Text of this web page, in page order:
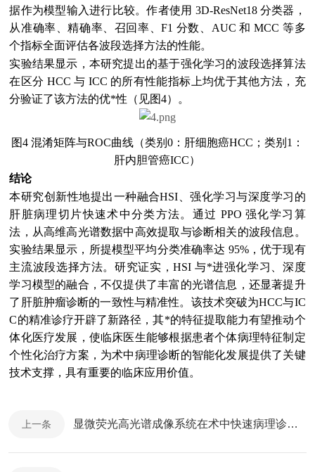
据作为模型输入进行比较。作者使用 3D-ResNet18 分类器，
从准确率、精确率、召回率、F1 分数、AUC 和 MCC 等多
个指标全面评估各波段选择方法的性能。
实验结果显示，本研究提出的基于强化学习的波段选择算法
在区分 HCC 与 ICC 的所有性能指标上均优于其他方法，充
分验证了该方法的优*性（见图4）。
图4 混淆矩阵与ROC曲线（类别0：肝细胞癌HCC；类别1：
肝内胆管癌ICC）
结论
本研究创新性地提出一种融合HSI、强化学习与深度学习的
肝脏病理切片快速术中分类方法。通过 PPO 强化学习算
法，从高维高光谱数据中高效提取与诊断相关的波段信息。
实验结果显示，所提模型平均分类准确率达 95%，优于现有
主流波段选择方法。研究证实，HSI 与*进强化学习、深度
学习模型的融合，不仅提供了丰富的光谱信息，还显著提升
了肝脏肿瘤诊断的一致性与精准性。该技术突破为HCC与IC
C的精准诊疗开辟了新路径，其*的特征提取能力有望推动个
体化医疗发展，使临床医生能够根据患者个体病理特征制定
个性化治疗方案，为术中病理诊断的智能化发展提供了关键
技术支撑，具有重要的临床应用价值。
上一条 显微荧光高光谱成像系统在术中快速病理诊断中的探索